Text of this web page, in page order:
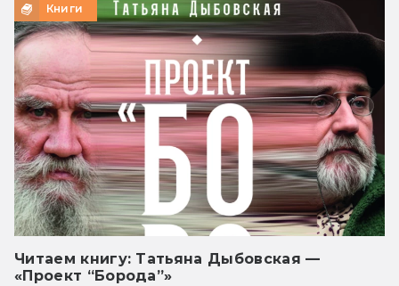
Книги
Читаем книгу: Татьяна Дыбовская —
«Проект “Борода”»